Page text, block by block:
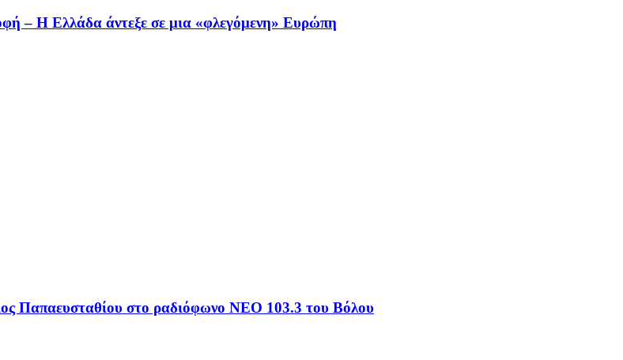
– Η Ελλάδα άντεξε σε μια «φλεγόμενη» Ευρώπη
Παπαευσταθίου στο ραδιόφωνο NEO 103.3 του Βόλου